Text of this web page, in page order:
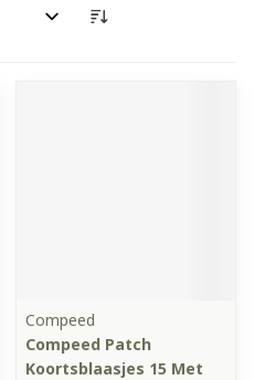
Compeed
Compeed Patch
Koortsblaasjes 15 Met